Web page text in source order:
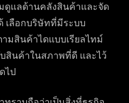
ดูแลด้านคลังสินค้าและจัด
เลือกบริษัทที่มีระบบ
มสินค้าไดแบบเรียลไทม์
สินค้าในสภาพที่ดี และไว้
ไป